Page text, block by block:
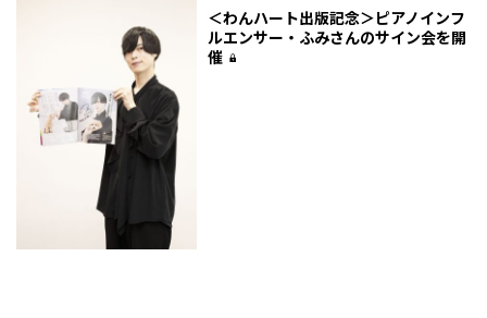
＜わんハート出版記念＞ピアノインフ
ルエンサー・ふみさんのサイン会を開
催